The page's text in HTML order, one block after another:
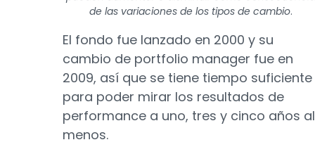
de las variaciones de los tipos de cambio.
El fondo fue lanzado en 2000 y su
cambio de portfolio manager fue en
2009, así que se tiene tiempo suficiente
para poder mirar los resultados de
performance a uno, tres y cinco años al
menos.